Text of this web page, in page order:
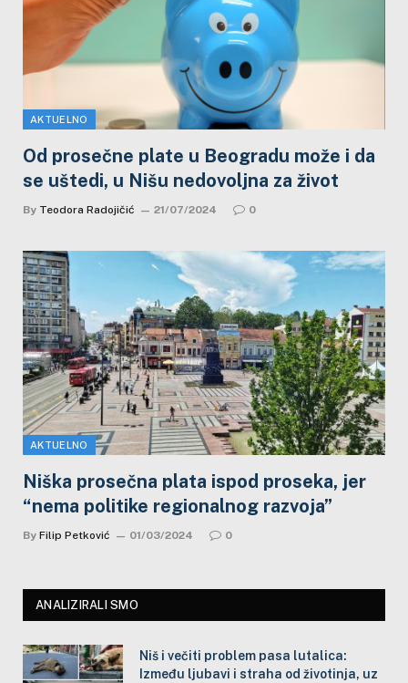
AKTUELNO
Od prosečne plate u Beogradu može i da
se uštedi, u Nišu nedovoljna za život
By Teodora Radojičić 21/07/2024 0
AKTUELNO
Niška prosečna plata ispod proseka, jer
“nema politike regionalnog razvoja”
By Filip Petković 01/03/2024 0
ANALIZIRALI SMO
Niš i večiti problem pasa lutalica:
Između ljubavi i straha od životinja, uz